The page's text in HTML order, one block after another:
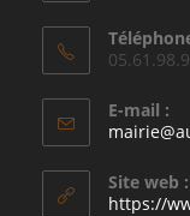
E-mail :
Site web :
https://